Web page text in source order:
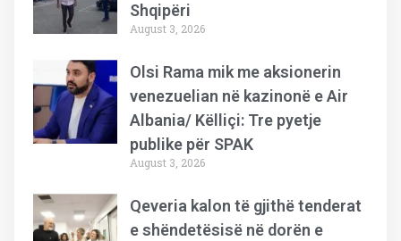
Shqipëri
August 3, 2026
Olsi Rama mik me aksionerin
venezuelian në kazinonë e Air
Albania/ Këlliçi: Tre pyetje
publike për SPAK
August 3, 2026
Qeveria kalon të gjithë tenderat
e shëndetësisë në dorën e